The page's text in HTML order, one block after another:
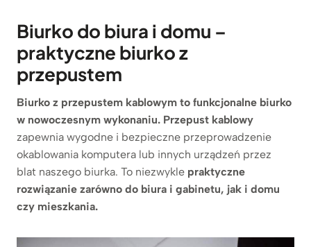
Biurko do biura i domu –
praktyczne biurko z
przepustem
Biurko z przepustem kablowym to funkcjonalne biurko
w nowoczesnym wykonaniu. Przepust kablowy
zapewnia wygodne i bezpieczne przeprowadzenie
okablowania komputera lub innych urządzeń przez
blat naszego biurka. To niezwykle praktyczne
rozwiązanie zarówno do biura i gabinetu, jak i domu
czy mieszkania.